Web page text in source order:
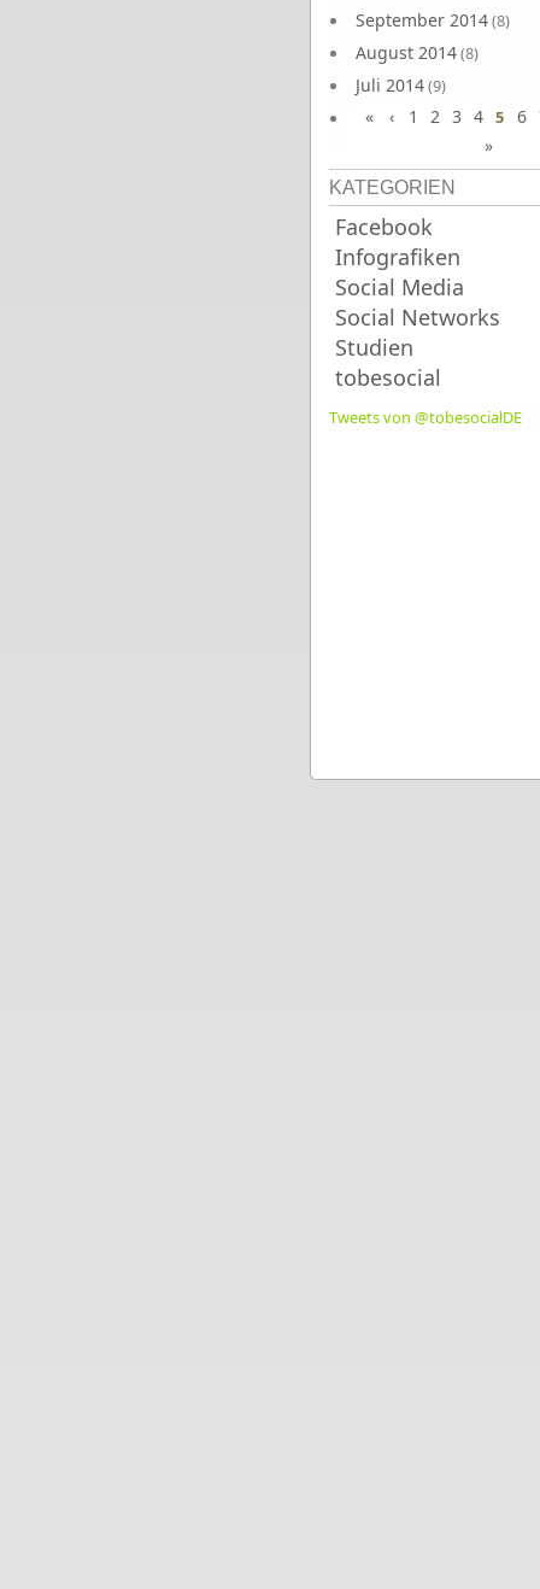
September 2014(8)
August 2014(8)
Juli 2014(9)
Juni 2014(8)
« ‹ 1 2 3 4 5 6
»
KATEGORIEN
Facebook
Infografiken
Social Media
Social Networks
Studien
tobesocial
Tweets von @tobesocialDE